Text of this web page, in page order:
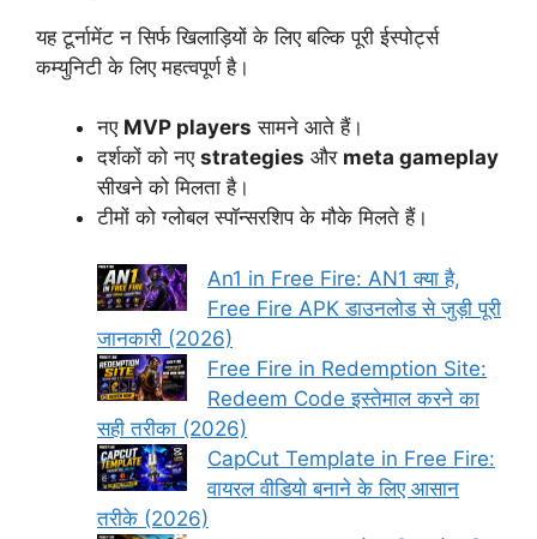
यह टूर्नामेंट न सिर्फ खिलाड़ियों के लिए बल्कि पूरी ईस्पोर्ट्स
कम्युनिटी के लिए महत्वपूर्ण है।
नए MVP players सामने आते हैं।
दर्शकों को नए strategies और meta gameplay
सीखने को मिलता है।
टीमों को ग्लोबल स्पॉन्सरशिप के मौके मिलते हैं।
An1 in Free Fire: AN1 क्या है,
Free Fire APK डाउनलोड से जुड़ी पूरी
जानकारी (2026)
Free Fire in Redemption Site:
Redeem Code इस्तेमाल करने का
सही तरीका (2026)
CapCut Template in Free Fire:
वायरल वीडियो बनाने के लिए आसान
तरीके (2026)